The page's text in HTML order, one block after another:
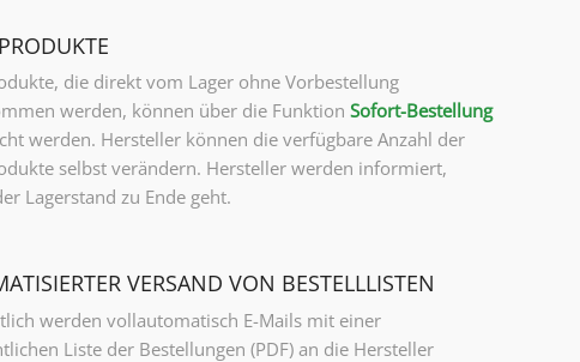
die direkt vom Lager ohne Vorbestellung
werden, können über die FunktionSofort-Bestellung
werden. Hersteller können die verfügbare Anzahl der
selbst verändern. Hersteller werden informiert,
Lagerstand zu Ende geht.
VERSAND VON BESTELLLISTEN
werden vollautomatisch E-Mails mit einer
Liste der Bestellungen (PDF) an die Hersteller